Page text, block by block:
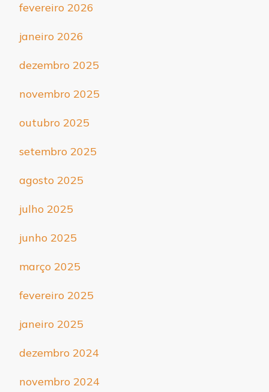
fevereiro 2026
janeiro 2026
dezembro 2025
novembro 2025
outubro 2025
setembro 2025
agosto 2025
julho 2025
junho 2025
março 2025
fevereiro 2025
janeiro 2025
dezembro 2024
novembro 2024